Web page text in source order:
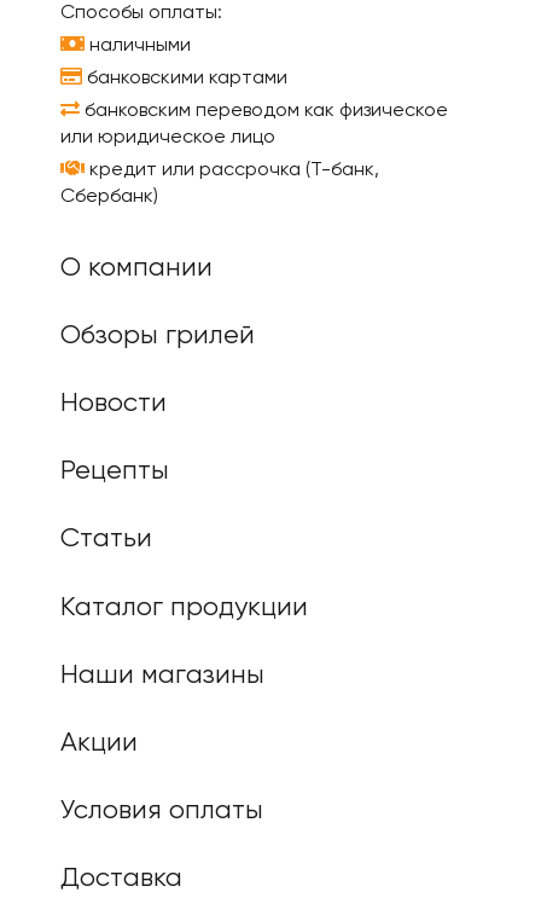
Способы оплаты:
наличными
банковскими картами
банковским переводом как физическое
или юридическое лицо
кредит или рассрочка (Т-банк,
Сбербанк)
О компании
Обзоры грилей
Новости
Рецепты
Статьи
Каталог продукции
Наши магазины
Акции
Условия оплаты
Доставка